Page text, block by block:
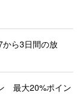
ら3日間の放
最大20%ポイン